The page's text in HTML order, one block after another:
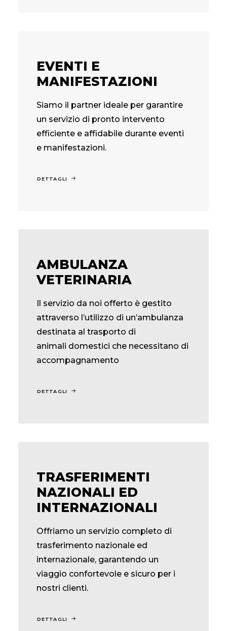
EVENTI E
MANIFESTAZIONI
Siamo il partner ideale per garantire
un servizio di pronto intervento
efficiente e affidabile durante eventi
e manifestazioni.
DETTAGLI
TRASFERIMENTI
NAZIONALI ED
INTERNAZIONALI
Offriamo un servizio completo di
trasferimento nazionale ed
internazionale, garantendo un
viaggio confortevole e sicuro per i
nostri clienti.
DETTAGLI
AMBULANZA
VETERINARIA
Il servizio da noi offerto è gestito
attraverso l’utilizzo di un’ambulanza
destinata al trasporto di
animali domestici che necessitano di
accompagnamento
DETTAGLI